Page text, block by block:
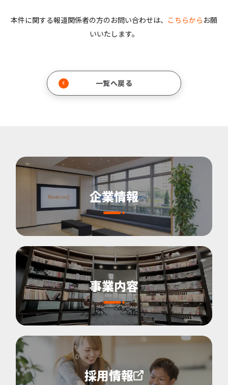
本件に関する報道関係者の方のお問い合わせは、 こちらから お願
いいたします。
一覧へ戻る
企業情報
事業内容
採用情報